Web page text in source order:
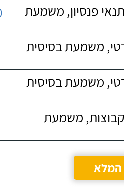
פנסיון, משמעת
משמעת בסיסית
משמעת בסיסית
משמעת
המלא